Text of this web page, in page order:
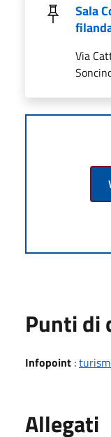
Sala
Via
Punti di
Infopoint :
Allegati